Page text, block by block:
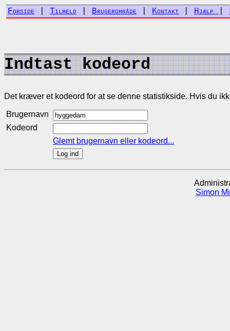
Forside Tilmeld Brugerområde Kontakt Hjælp
Indtast kodeord
Det kræver et kodeord for at se denne statistikside. Hvis du
Brugernavn
Kodeord
Glemt brugernavn eller kodeord...
Simon